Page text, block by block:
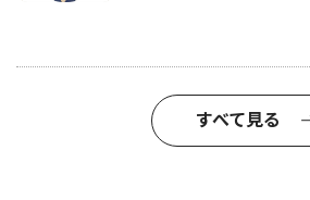
すべて見る